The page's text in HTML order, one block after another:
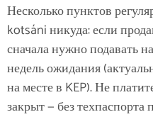
Несколько пунктов
kotsáni никуда: если
сначала нужно подавать
недель ожидания
на месте в KEP). Не
закрыт — без